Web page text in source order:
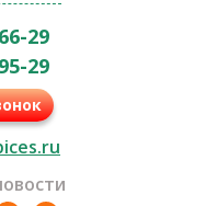
29
29